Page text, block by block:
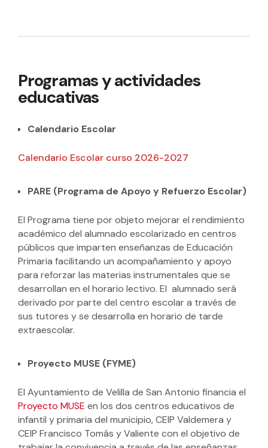
Programas y actividades
educativas
Calendario Escolar
Calendario Escolar curso 2026-2027
PARE (Programa de Apoyo y Refuerzo Escolar)
El Programa tiene por objeto mejorar el rendimiento
académico del alumnado escolarizado en centros
públicos que imparten enseñanzas de Educación
Primaria facilitando un acompañamiento y apoyo
para reforzar las materias instrumentales que se
desarrollan en el horario lectivo. El alumnado será
derivado por parte del centro escolar a través de
sus tutores y se desarrolla en horario de tarde
extraescolar.
Proyecto MUSE (FYME)
El Ayuntamiento de Velilla de San Antonio financia el
Proyecto MUSE en los dos centros educativos de
infantil y primaria del municipio, CEIP Valdemera y
CEIP Francisco Tomás y Valiente con el objetivo de